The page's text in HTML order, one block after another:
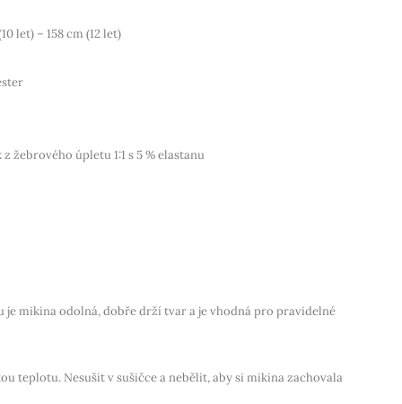
let) – 158 cm (12 let)
z žebrového úpletu 1:1 s 5 % elastanu
mikina odolná, dobře drží tvar a je vhodná pro pravidelné
teplotu. Nesušit v sušičce a nebělit, aby si mikina zachovala